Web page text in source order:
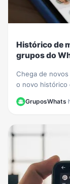
Histórico de
grupos do
Chega de
o novo histórico
GruposWhats·